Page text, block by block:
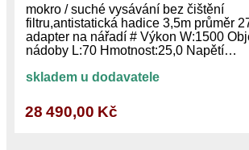
mokro / suché vysávání bez čištění
filtru,antistatická hadice 3,5m průměr
adapter na nářadí # Výkon W:1500
nádoby L:70 Hmotnost:25,0 Napětí…
skladem u dodavatele
28 490,00 Kč